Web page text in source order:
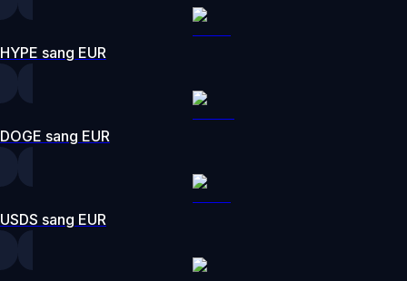
HYPE sang EUR
DOGE sang EUR
USDS sang EUR